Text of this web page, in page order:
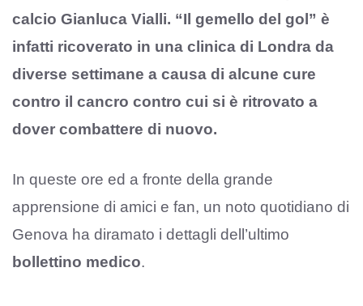
calcio Gianluca Vialli. “Il gemello del gol” è
infatti ricoverato in una clinica di Londra da
diverse settimane a causa di alcune cure
contro il cancro contro cui si è ritrovato a
dover combattere di nuovo.
In queste ore ed a fronte della grande
apprensione di amici e fan, un noto quotidiano di
Genova ha diramato i dettagli dell’ultimo
bollettino medico.